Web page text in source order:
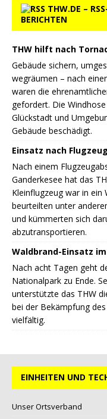
THW.DE –
BERICHTEN
THW hilft nach
Gebäude sichern,
wegräumen – nach
waren die
gefordert. Die
Glückstadt und
Gebäude beschädigt.
Einsatz nach
Nach einem
Ganderkesee hat das
Kleinflugzeug war in ein
beurteilten unter
und kümmerten sich
abzutransportieren.
Waldbrand-Einsatz
Nach acht Tagen geht
Nationalpark zu Ende.
unterstützte das THW
bei der Bekämpfung
vielfältig.
EINHEITEN UND
Unser Ortsverband